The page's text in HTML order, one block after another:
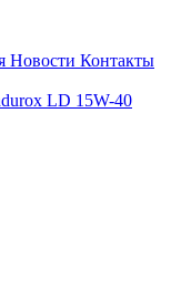
Новости Контакты
LD 15W-40